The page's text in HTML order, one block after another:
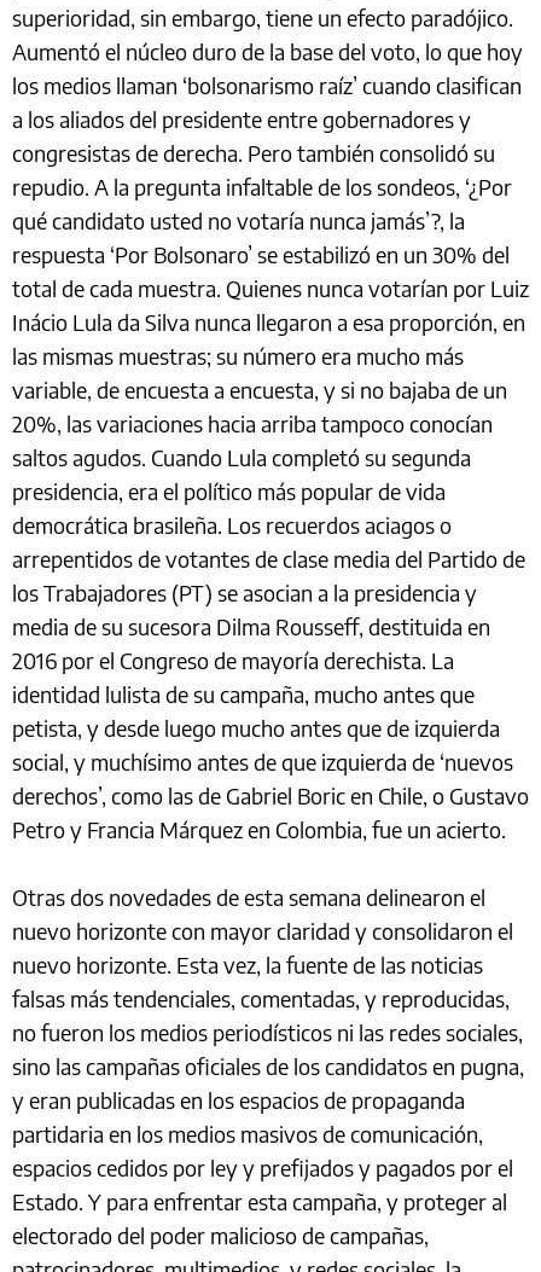
superioridad, sin embargo, tiene un efecto paradójico.
Aumentó el núcleo duro de la base del voto, lo que hoy
los medios llaman ‘bolsonarismo raíz’ cuando clasifican
a los aliados del presidente entre gobernadores y
congresistas de derecha. Pero también consolidó su
repudio. A la pregunta infaltable de los sondeos, ‘¿Por
qué candidato usted no votaría nunca jamás’?, la
respuesta ‘Por Bolsonaro’ se estabilizó en un 30% del
total de cada muestra. Quienes nunca votarían por Luiz
Inácio Lula da Silva nunca llegaron a esa proporción, en
las mismas muestras; su número era mucho más
variable, de encuesta a encuesta, y si no bajaba de un
20%, las variaciones hacia arriba tampoco conocían
saltos agudos. Cuando Lula completó su segunda
presidencia, era el político más popular de vida
democrática brasileña. Los recuerdos aciagos o
arrepentidos de votantes de clase media del Partido de
los Trabajadores (PT) se asocian a la presidencia y
media de su sucesora Dilma Rousseff, destituida en
2016 por el Congreso de mayoría derechista. La
identidad lulista de su campaña, mucho antes que
petista, y desde luego mucho antes que de izquierda
social, y muchísimo antes de que izquierda de ‘nuevos
derechos’, como las de Gabriel Boric en Chile, o Gustavo
Petro y Francia Márquez en Colombia, fue un acierto.
Otras dos novedades de esta semana delinearon el
nuevo horizonte con mayor claridad y consolidaron el
nuevo horizonte. Esta vez, la fuente de las noticias
falsas más tendenciales, comentadas, y reproducidas,
no fueron los medios periodísticos ni las redes sociales,
sino las campañas oficiales de los candidatos en pugna,
y eran publicadas en los espacios de propaganda
partidaria en los medios masivos de comunicación,
espacios cedidos por ley y prefijados y pagados por el
Estado. Y para enfrentar esta campaña, y proteger al
electorado del poder malicioso de campañas,